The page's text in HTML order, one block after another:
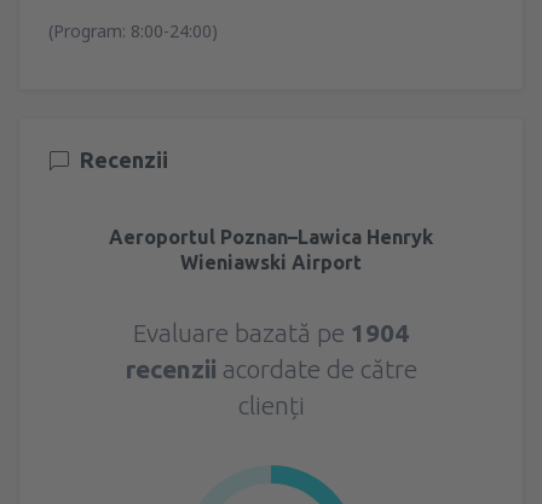
(Program: 8:00-24:00)
Recenzii
Aeroportul Poznan–Lawica Henryk
Wieniawski Airport
Evaluare bazată pe 1904
recenzii acordate de către
clienți